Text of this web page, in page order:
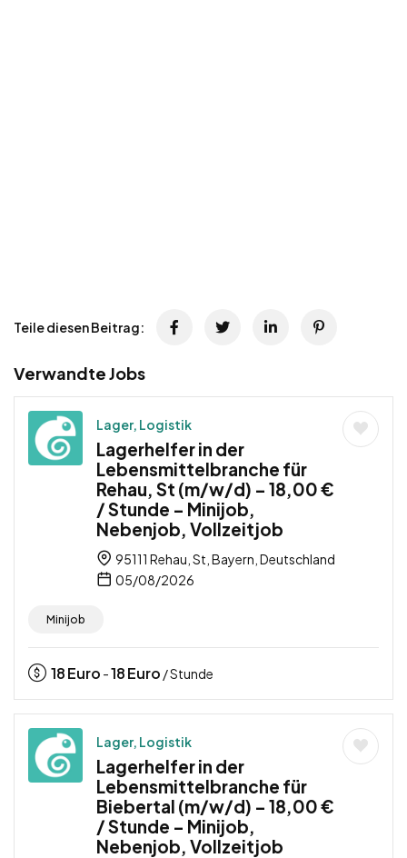
Teile diesen Beitrag:
Verwandte Jobs
Lager, Logistik
Lagerhelfer in der
Lebensmittelbranche für
Rehau, St (m/w/d) – 18,00 €
/ Stunde – Minijob,
Nebenjob, Vollzeitjob
95111 Rehau, St, Bayern, Deutschland
05/08/2026
Minijob
18Euro -18Euro / Stunde
Lager, Logistik
Lagerhelfer in der
Lebensmittelbranche für
Biebertal (m/w/d) – 18,00 €
/ Stunde – Minijob,
Nebenjob, Vollzeitjob